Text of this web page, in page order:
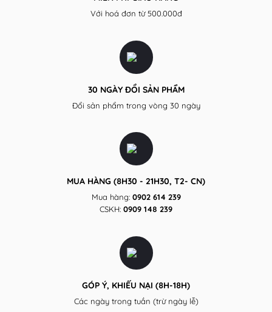
Với hoá đơn từ 500.000đ
30 NGÀY ĐỔI SẢN PHẨM
Đổi sản phẩm trong vòng 30 ngày
MUA HÀNG (8H30 - 21H30, T2- CN)
Mua hàng:0902 614 239
CSKH: 0909 148 239
GÓP Ý, KHIẾU NẠI (8H-18H)
Các ngày trong tuần (trừ ngày lễ)